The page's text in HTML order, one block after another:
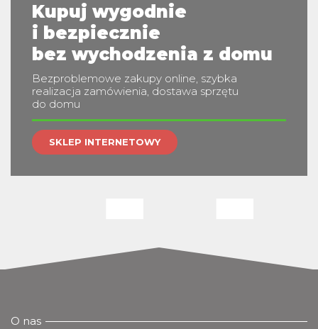
Kupuj wygodnie
i bezpiecznie
bez wychodzenia z domu
Bezproblemowe zakupy online, szybka
realizacja zamówienia, dostawa sprzętu
do domu
SKLEP INTERNETOWY
O nas